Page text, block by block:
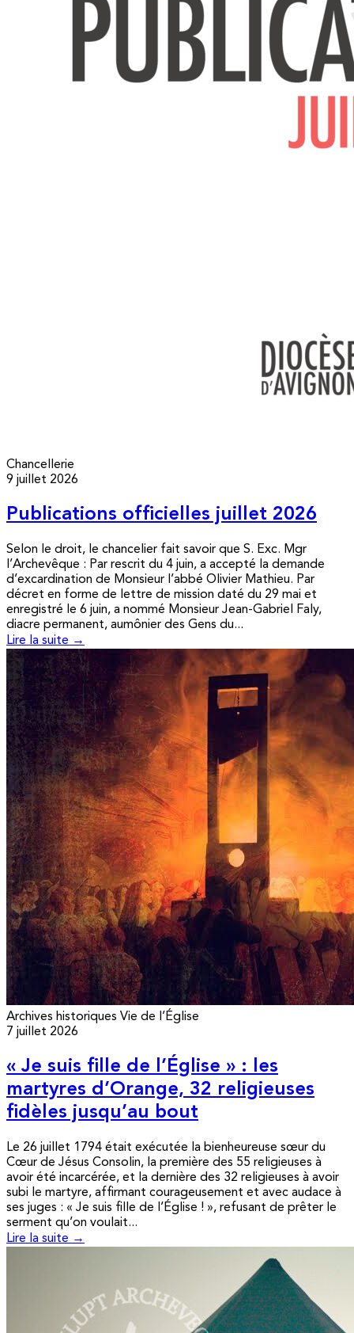
Chancellerie
9 juillet 2026
Publications officielles juillet 2026
Selon le droit, le chancelier fait savoir que S. Exc. Mgr
l’Archevêque : Par rescrit du 4 juin, a accepté la demande
d’excardination de Monsieur l’abbé Olivier Mathieu. Par
décret en forme de lettre de mission daté du 29 mai et
enregistré le 6 juin, a nommé Monsieur Jean-Gabriel Faly,
diacre permanent, aumônier des Gens du...
Lire la suite →
Archives historiques Vie de l’Église
7 juillet 2026
« Je suis fille de l’Église » : les
martyres d’Orange, 32 religieuses
fidèles jusqu’au bout
Le 26 juillet 1794 était exécutée la bienheureuse sœur du
Cœur de Jésus Consolin, la première des 55 religieuses à
avoir été incarcérée, et la dernière des 32 religieuses à avoir
subi le martyre, affirmant courageusement et avec audace à
ses juges : « Je suis fille de l’Église ! », refusant de prêter le
serment qu’on voulait...
Lire la suite →